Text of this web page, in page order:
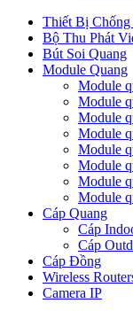
Thiết Bị Chống
Bộ Thu Phát
Bút Soi Quang
Module Quang
Module
Module
Module
Module
Module
Module
Module
Module
Cáp Quang
Cáp
Cáp
Cáp Đồng
Wireless
Camera IP